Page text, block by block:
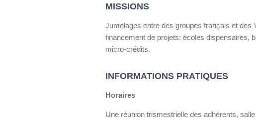
MISSIONS
Jumelages entre des groupes français et des
financement de projets: écoles dispensaires,
micro-crédits.
INFORMATIONS PRATIQUES
Horaires
Une réunion trismestrielle des adhérents,